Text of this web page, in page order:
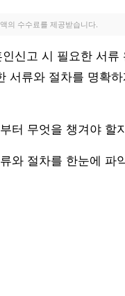
의 수수료를 제공받습니다.
신고 시 필요한 서
서류와 절차를 명확
터 무엇을 챙겨야 할
와 절차를 한눈에 파